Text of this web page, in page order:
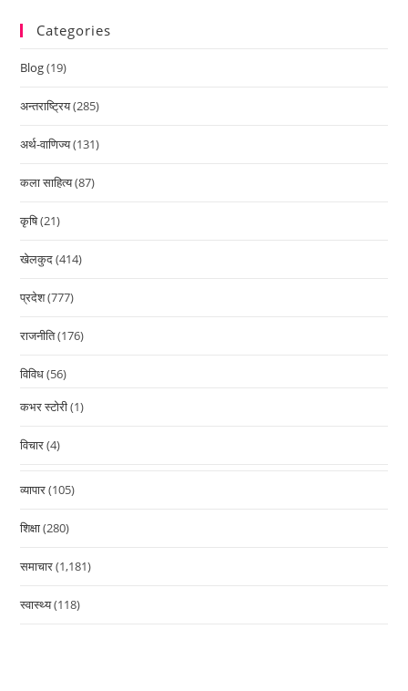
Categories
Blog(19)
अन्तराष्ट्रिय(285)
अर्थ-वाणिज्य(131)
कला साहित्य(87)
कृषि(21)
खेलकुद(414)
प्रदेश(777)
राजनीति(176)
विविध(56)
कभर स्टोरी(1)
विचार(4)
व्यापार(105)
शिक्षा(280)
समाचार(1,181)
स्वास्थ्य(118)